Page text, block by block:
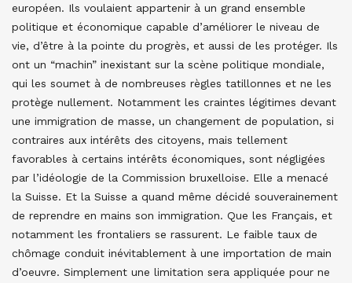
européen. Ils voulaient appartenir à un grand ensemble
politique et économique capable d’améliorer le niveau de
vie, d’être à la pointe du progrès, et aussi de les protéger. Ils
ont un “machin” inexistant sur la scène politique mondiale,
qui les soumet à de nombreuses règles tatillonnes et ne les
protège nullement. Notamment les craintes légitimes devant
une immigration de masse, un changement de population, si
contraires aux intérêts des citoyens, mais tellement
favorables à certains intérêts économiques, sont négligées
par l’idéologie de la Commission bruxelloise. Elle a menacé
la Suisse. Et la Suisse a quand même décidé souverainement
de reprendre en mains son immigration. Que les Français, et
notamment les frontaliers se rassurent. Le faible taux de
chômage conduit inévitablement à une importation de main
d’oeuvre. Simplement une limitation sera appliquée pour ne